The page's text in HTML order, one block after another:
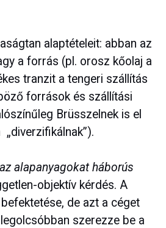
alaptételeit: abban az
a forrás (pl. orosz kőolaj a
tranzit a tengeri szállítás
források és szállítási
Brüsszelnek is el
alapanyagokat háborús
objektív kérdés. A
de azt a céget
szerezze be a